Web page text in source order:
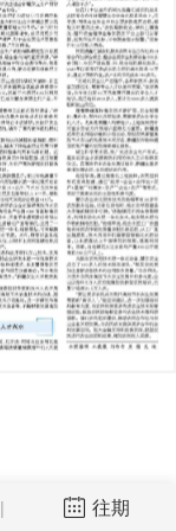
| 往期